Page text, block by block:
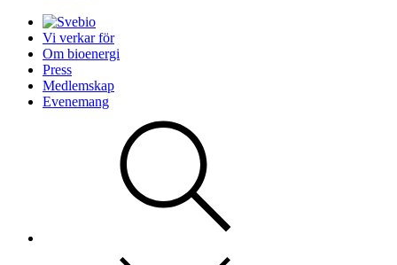
Vi verkar för
Om bioenergi
Press
Medlemskap
Evenemang